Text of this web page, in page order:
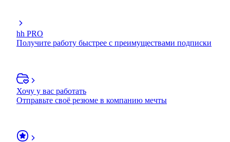
hh PRO
Получите работу быстрее с преимуществами подписки
Хочу у вас работать
Отправьте своё резюме в компанию мечты